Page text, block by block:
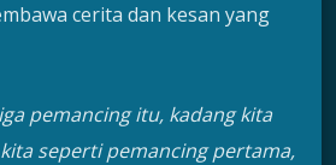
cerita dan kesan yang
pemancing itu, kadang kita
seperti pemancing pertama,